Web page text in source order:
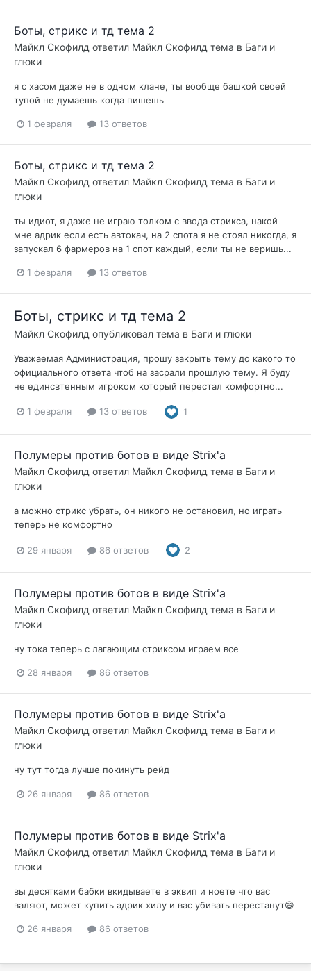
Боты, стрикс и тд тема 2
Майкл Скофилд ответил Майкл Скофилд тема в Баги и
глюки
я с хасом даже не в одном клане, ты вообще башкой своей
тупой не думаешь когда пишешь
1 февраля 13 ответов
Боты, стрикс и тд тема 2
Майкл Скофилд ответил Майкл Скофилд тема в Баги и
глюки
ты идиот, я даже не играю толком с ввода стрикса, накой
мне адрик если есть автокач, на 2 спота я не стоял никогда, я
запускал 6 фармеров на 1 спот каждый, если ты не веришь...
1 февраля 13 ответов
Боты, стрикс и тд тема 2
Майкл Скофилд опубликовал тема в Баги и глюки
Уважаемая Администрация, прошу закрыть тему до какого то
официального ответа чтоб на засрали прошлую тему. Я буду
не единсвтенным игроком который перестал комфортно...
1 февраля 13 ответов 1
Полумеры против ботов в виде Strix'a
Майкл Скофилд ответил Майкл Скофилд тема в Баги и
глюки
а можно стрикс убрать, он никого не остановил, но играть
теперь не комфортно
29 января 86 ответов 2
Полумеры против ботов в виде Strix'a
Майкл Скофилд ответил Майкл Скофилд тема в Баги и
глюки
ну тока теперь с лагающим стриксом играем все
28 января 86 ответов
Полумеры против ботов в виде Strix'a
Майкл Скофилд ответил Майкл Скофилд тема в Баги и
глюки
ну тут тогда лучше покинуть рейд
26 января 86 ответов
Полумеры против ботов в виде Strix'a
Майкл Скофилд ответил Майкл Скофилд тема в Баги и
глюки
вы десятками бабки вкидываете в эквип и ноете что вас
валяют, может купить адрик хилу и вас убивать перестанут😄
26 января 86 ответов